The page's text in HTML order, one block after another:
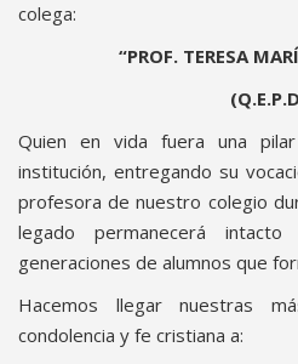
colega:
“PROF. TERESA
Quien en vida fuera una
institución, entregando su
profesora de nuestro colegio
legado permanecerá
generaciones de alumnos que
Hacemos llegar nuestras
condolencia y fe cristiana a: